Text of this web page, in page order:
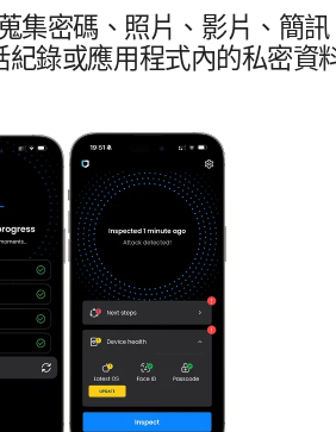
集​密碼、​照片、​影片、​簡
錄​或​應​用​程式​內​的​私密​資